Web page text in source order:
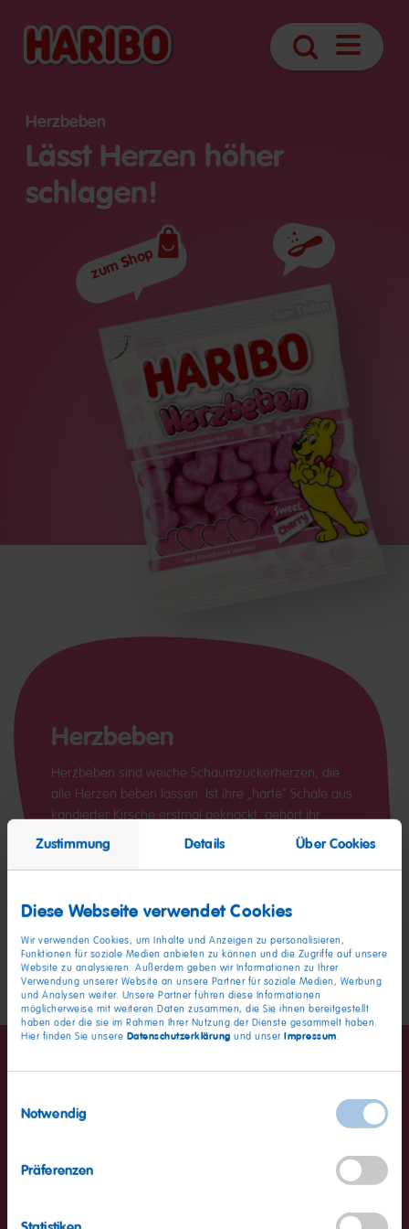
Zustimmung Details Über Cookies
Diese Webseite verwendet Cookies
Wir verwenden Cookies, um Inhalte und Anzeigen zu personalisieren,
Funktionen für soziale Medien anbieten zu können und die Zugriffe auf unsere
Website zu analysieren. Außerdem geben wir Informationen zu Ihrer
Verwendung unserer Website an unsere Partner für soziale Medien, Werbung
und Analysen weiter. Unsere Partner führen diese Informationen
möglicherweise mit weiteren Daten zusammen, die Sie ihnen bereitgestellt
haben oder die sie im Rahmen Ihrer Nutzung der Dienste gesammelt haben.
Hier finden Sie unsere Datenschutzerklärung und unser Impressum.
Notwendig
Präferenzen
Suche
Herzbeben
Lässt Herzen höher
schlagen!
Zutaten
zum Shop
Herzbeben
Herzbeben sind weiche Schaumzuckerherzen, die
alle Herzen beben lassen. Ist ihre „harte“ Schale aus
kandierter Kirsche erstmal geknackt, gehört ihr
weicher Schaumzuckerkern dir. Lass dein Herz
pro 100g